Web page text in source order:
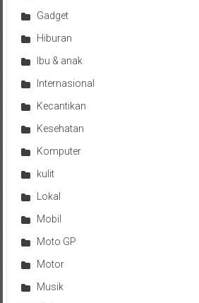
Gadget
Hiburan
Ibu & anak
Internasional
Kecantikan
Kesehatan
Komputer
kulit
Lokal
Mobil
Moto GP
Motor
Musik